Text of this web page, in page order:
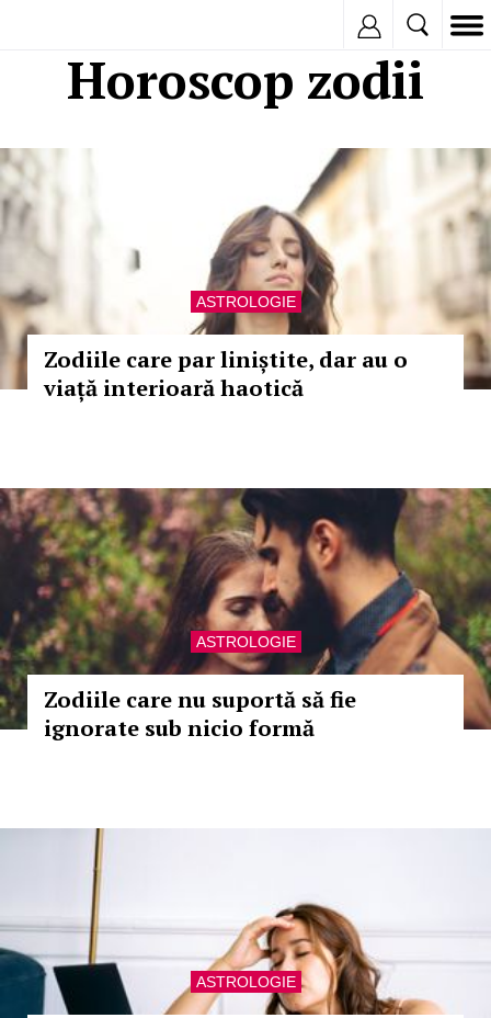
Horoscop zodii
ASTROLOGIE
Zodiile care par liniștite, dar au o
viață interioară haotică
ASTROLOGIE
Zodiile care nu suportă să fie
ignorate sub nicio formă
ASTROLOGIE